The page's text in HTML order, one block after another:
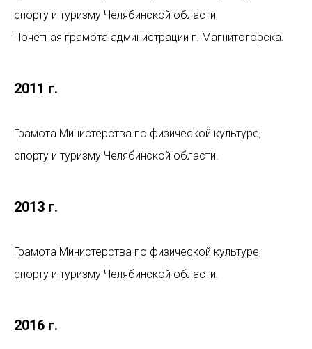
спорту и туризму Челябинской области;
Почетная грамота администрации г. Магнитогорска.
2011 г.
Грамота Министерства по физической культуре,
спорту и туризму Челябинской области.
2013 г.
Грамота Министерства по физической культуре,
спорту и туризму Челябинской области.
2016 г.